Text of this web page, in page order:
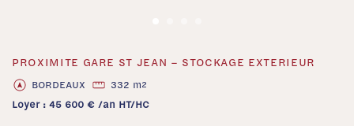
‹ ›
PROXIMITE GARE ST JEAN – STOCKAGE EXTERIEUR
BORDEAUX 332 m2
Loyer : 45 600 € /an HT/HC